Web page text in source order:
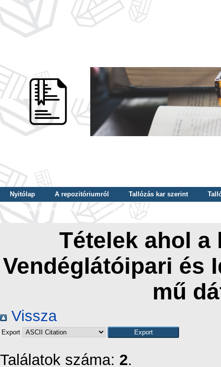
Nyitólap A repozitóriumról Tallózás kar szerint
Tallózás dátum szerint
Tallózás tudományterület szerint
Tételek ahol
Vendéglátóipari és
mű
Vissza
Export
Találatok száma: 2.